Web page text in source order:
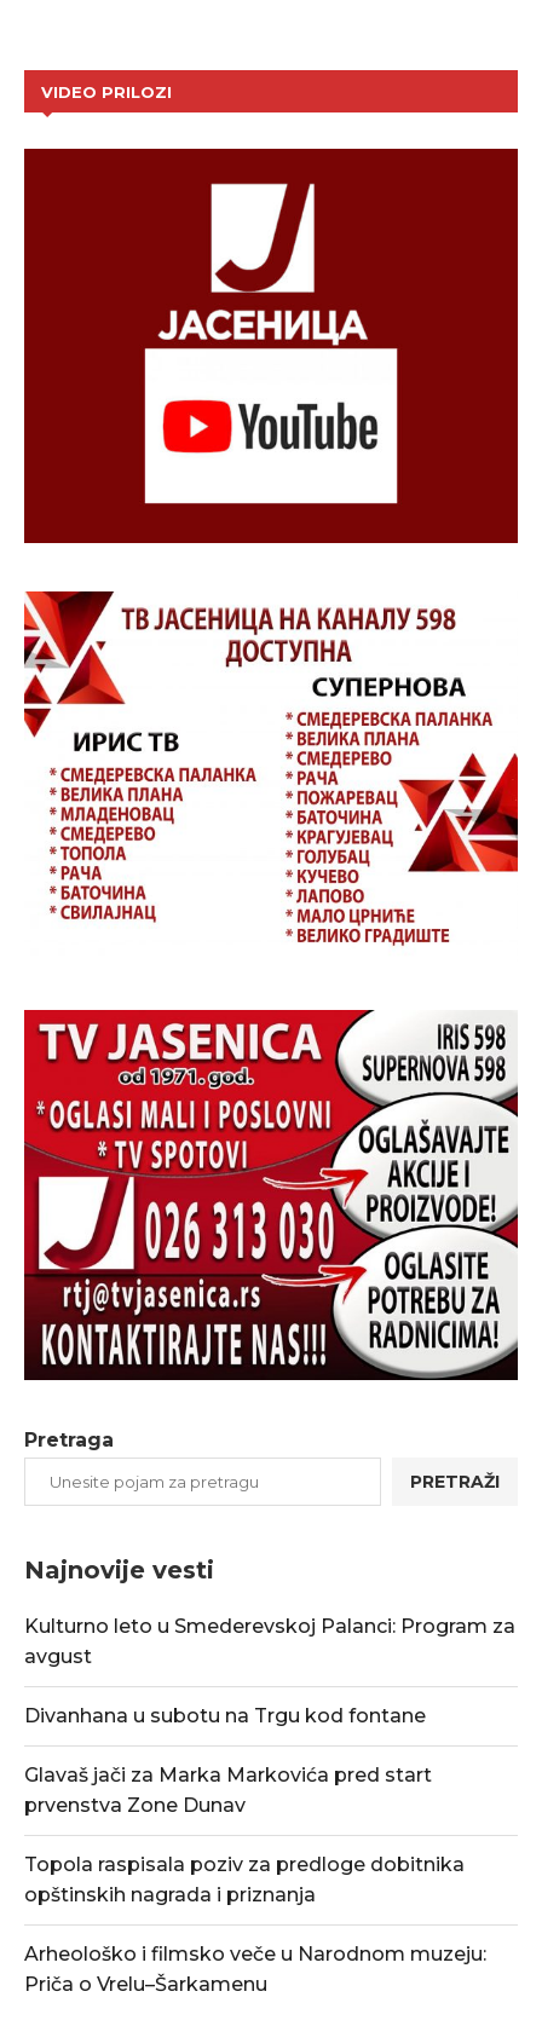
VIDEO PRILOZI
Pretraga
PRETRAŽI
Najnovije vesti
Kulturno leto u Smederevskoj Palanci: Program za
avgust
Divanhana u subotu na Trgu kod fontane
Glavaš jači za Marka Markovića pred start
prvenstva Zone Dunav
Topola raspisala poziv za predloge dobitnika
opštinskih nagrada i priznanja
Arheološko i filmsko veče u Narodnom muzeju:
Priča o Vrelu–Šarkamenu